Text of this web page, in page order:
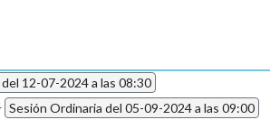
12-07-2024 a las 08:30
Sesión Ordinaria del 05-09-2024 a las 09:00